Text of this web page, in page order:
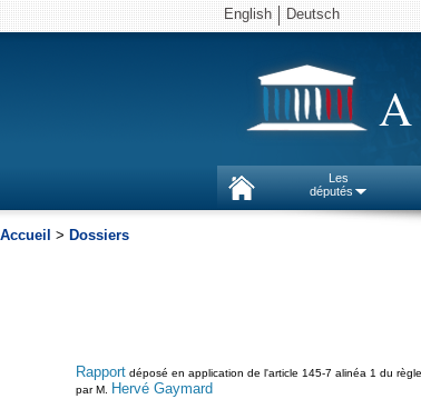
English Deutsch
Les
députés
Accueil > Dossiers
Rapportdéposé en application de l'article 145-7 alinéa 1 du
par M.
Hervé Gaymard